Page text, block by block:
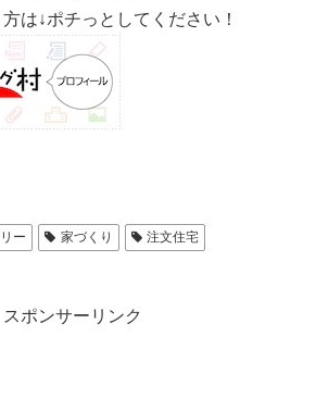
は↓ポチっとしてください！
ー 家づくり
注文住宅
スポンサーリンク